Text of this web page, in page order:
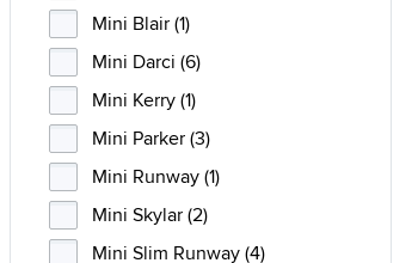
Mini Blair (1)
Mini Darci (6)
Mini Kerry (1)
Mini Parker (3)
Mini Runway (1)
Mini Skylar (2)
Mini Slim Runway (4)